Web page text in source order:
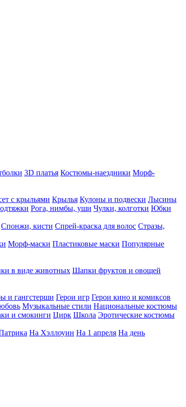
3D платья Костюмы-наездники Морф-
с крыльями Крылья Кулоны и подвески Лысины
Рога, нимбы, уши Чулки, колготки Юбки
Спонжи, кисти Спрей-краска для волос Стразы,
Морф-маски Пластиковые маски Популярные
в виде животных Шапки фруктов и овощей
и гангстерши Герои игр Герои кино и комиксов
Музыкальные стили Национальные костюмы
и смокинги Цирк Школа Эротические костюмы
На Хэллоуин На 1 апреля На день